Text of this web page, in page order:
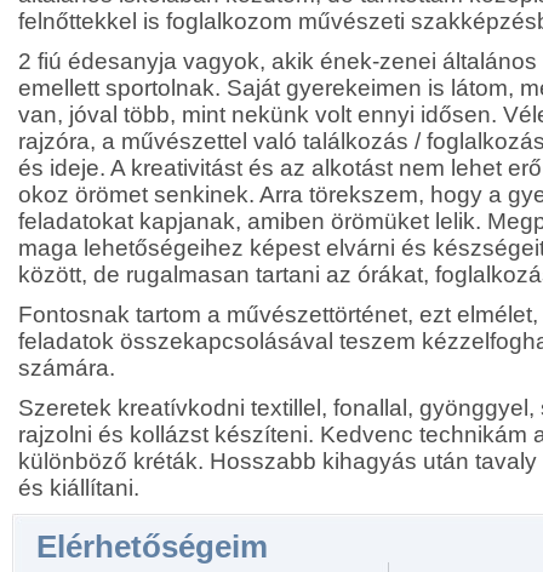
felnőttekkel is foglalkozom művészeti
2 fiú édesanyja vagyok, akik ének-zenei
emellett sportolnak. Saját gyerekeimen is látom,
van, jóval több, mint nekünk volt ennyi idősen.
rajzóra, a művészettel való találkozás /
és ideje. A kreativitást és az alkotást nem lehet
okoz örömet senkinek. Arra törekszem, hogy a
feladatokat kapjanak, amiben örömüket lelik.
maga lehetőségeihez képest elvárni és
között, de rugalmasan tartani az órákat,
Fontosnak tartom a művészettörténet, ezt
feladatok összekapcsolásával teszem
számára.
Szeretek kreatívkodni textillel, fonallal, gyönggyel,
rajzolni és kollázst készíteni. Kedvenc technikám
különböző kréták. Hosszabb kihagyás után
és kiállítani.
Elérhetőségeim